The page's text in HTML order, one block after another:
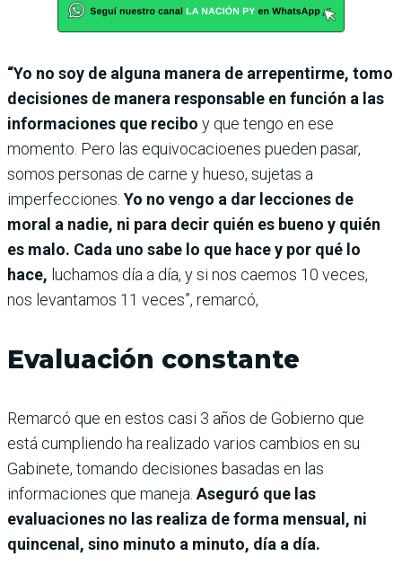
“Yo no soy de alguna manera de arrepentirme, tomo
decisiones de manera responsable en función a las
informaciones que recibo y que tengo en ese
momento. Pero las equivocacioenes pueden pasar,
somos personas de carne y hueso, sujetas a
imperfecciones. Yo no vengo a dar lecciones de
moral a nadie, ni para decir quién es bueno y quién
es malo. Cada uno sabe lo que hace y por qué lo
hace, luchamos día a día, y si nos caemos 10 veces,
nos levantamos 11 veces”, remarcó,
Evaluación constante
Remarcó que en estos casi 3 años de Gobierno que
está cumpliendo ha realizado varios cambios en su
Gabinete, tomando decisiones basadas en las
informaciones que maneja. Aseguró que las
evaluaciones no las realiza de forma mensual, ni
quincenal, sino minuto a minuto, día a día.